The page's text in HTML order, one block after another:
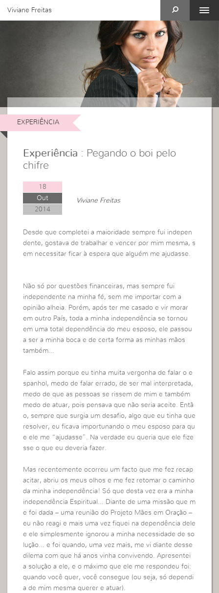
Viviane Freitas
EXPERIÊNCIA
Experiência : Pegando o boi pelo
chifre
18
Out
2014
Viviane Freitas
Desde que completei a maioridade sempre fui indepen
dente, gostava de trabalhar e vencer por mim mesma, s
em necessitar ficar à espera que alguém me ajudasse.
Não só por questões financeiras, mas sempre fui
independente na minha fé, sem me importar com a
opinião alheia. Porém, após ter me casado e vir morar
em outro País, toda a minha independência se tornou
em uma total dependência do meu esposo, ele passou
a ser a minha boca e de certa forma as minhas mãos
também…
Falo assim porque eu tinha muita vergonha de falar o e
spanhol, medo de falar errado, de ser mal interpretada,
medo de que as pessoas se rissem de mim e também
medo de atuar, pois pensava que não seria aceite. Entã
o, sempre que surgia um desafio, algo que eu tinha que
resolver, eu ficava importunando o meu esposo para qu
e ele me “ajudasse”. Na verdade eu queria que ele fize
sse o que eu deveria fazer.
Mas recentemente ocorreu um facto que me fez recap
acitar, abriu os meus olhos e me fez retomar o caminho
da minha independência! Só que desta vez era a minha
independência Espiritual… Diante de uma missão que m
e foi dada – uma reunião do Projeto Mães em Oração –
eu não reagi e mais uma vez fiquei na dependência dele
e ele simplesmente ignorou a minha necessidade de so
lução… e foi quando, uma vez mais, me vi diante desse
dilema com que há anos vinha convivendo. Apresentei
a solução a ele, e o máximo que ele me respondeu foi:
quando você quer, você consegue (ou seja, só dependi
a de mim mesma querer e atuar).